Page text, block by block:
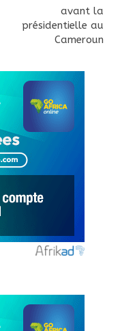
avant la
présidentielle au
Cameroun